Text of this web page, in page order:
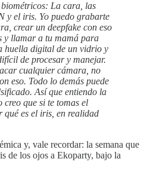
La cara, las
y el iris. Yo puedo grabarte
crear un deepfake con eso
y llamar a tu mamá para
huella digital de un vidrio y
de procesar y manejar.
cualquier cámara, no
eso. Todo lo demás puede
Así que entiendo la
creo que si te tomas el
qué es el iris, en realidad
y, vale recordar: la semana que
de los ojos a Ekoparty, bajo la